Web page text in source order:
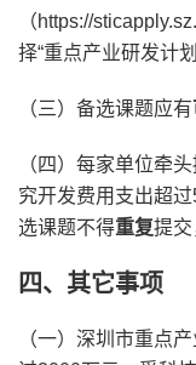
（https://
择“重点产业研发计
（三）备选课题应有
（四）每家单位牵
究开发费用支出超
选课题不得重复提
四、其它事项
（一）深圳市重点